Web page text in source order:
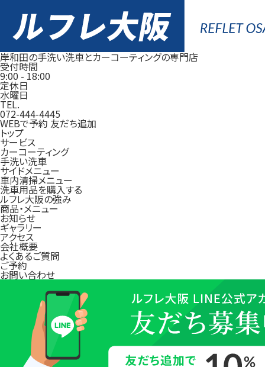
岸和田の手洗い洗車とカーコーティングの専門店
受付時間
9:00 -18:00
定休日
水曜日
TEL.
072-444-4445
WEBで予約 友だち追加
トップ
サービス
カーコーティング
手洗い洗車
サイドメニュー
車内清掃メニュー
洗車用品を購入する
ルフレ大阪の強み
商品・メニュー
お知らせ
ギャラリー
アクセス
会社概要
よくあるご質問
ご予約
お問い合わせ